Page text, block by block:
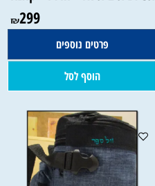
₪299
פרטים נוספים
הוסף לסל